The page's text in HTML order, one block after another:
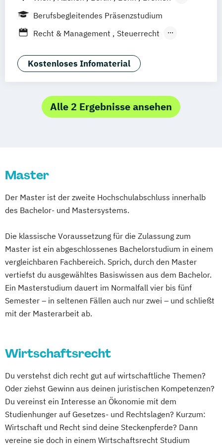
Dortmund Duisburg Düsseldorf
Köln Mannheim München Münster
Neuss Nürnberg Siegen Stuttgart
Wesel Wuppertal Augsburg
Leipzig Gütersloh Hagen Karlsruhe
Saarbrücken Mainz Arnsberg
Digitales Live Studium (DLS)
Berufsbegleitendes Präsenzstudium
Recht & Management
Steuerrecht
Wirtschaftsrecht Vertiefung Notariat
Kostenloses Infomaterial
Alle 2 Ergebnisse ansehen
Master
Der Master ist der zweite Hochschulabschluss innerhalb
des Bachelor- und Mastersystems.
Die klassische Voraussetzung für die Zulassung zum
Master ist ein abgeschlossenes Bachelorstudium in einem
vergleichbaren Fachbereich. Sprich, durch den Master
vertiefst du ausgewähltes Basiswissen aus dem Bachelor.
Ein Masterstudium dauert im Normalfall vier bis fünf
Semester – in seltenen Fällen auch nur zwei – und schließt
mit der Masterarbeit ab.
Wirtschaftsrecht
Du verstehst dich recht gut auf wirtschaftliche Themen?
Oder ziehst Gewinn aus deinen juristischen Kompetenzen?
Du vereinst ein Interesse an Ökonomie mit dem
Studienhunger auf Gesetzes- und Rechtslagen? Kurzum:
Wirtschaft und Recht sind deine Steckenpferde? Dann
vereine sie doch in einem Wirtschaftsrecht Studium